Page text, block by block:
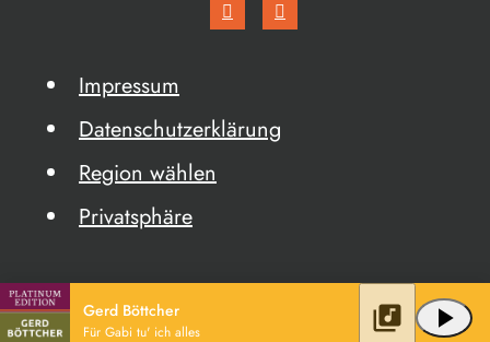
Impressum
Datenschutzerklärung
Region wählen
Privatsphäre
Gerd Böttcher
Für Gabi tu' ich alles play_arrow
library_music